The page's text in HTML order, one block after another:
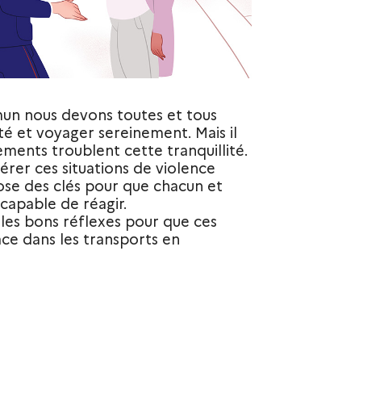
nous devons toutes et tous
et voyager sereinement. Mais il
troublent cette tranquillité.
ces situations de violence
des clés pour que chacun et
de réagir.
bons réflexes pour que ces
dans les transports en